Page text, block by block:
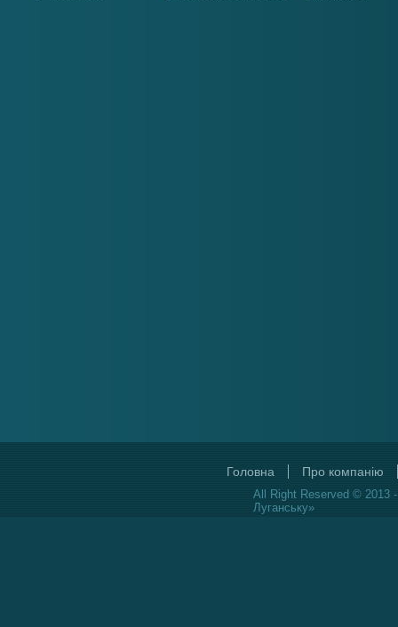
Головна Про компанію
All Right Reserved © 2013
Луганську»